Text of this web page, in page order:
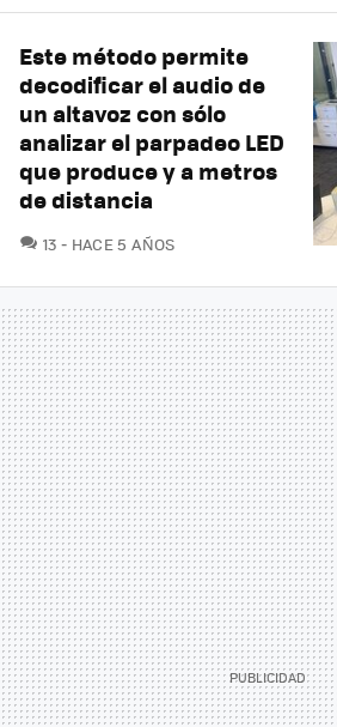
Este método permite
decodificar el audio de
un altavoz con sólo
analizar el parpadeo LED
que produce y a metros
de distancia
13 COMENTARIOS
HACE 5 AÑOS